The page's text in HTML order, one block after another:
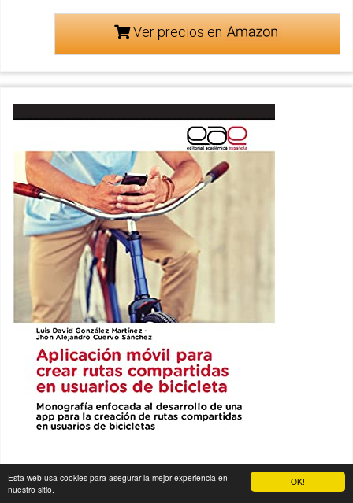
OK!
Esta web usa cookies para asegurar la mejor experiencia en
nuestro sitio.
Ver precios en